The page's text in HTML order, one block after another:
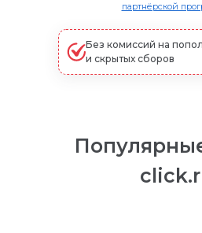
партнёрской
Без комиссий на
и скрытых сборов